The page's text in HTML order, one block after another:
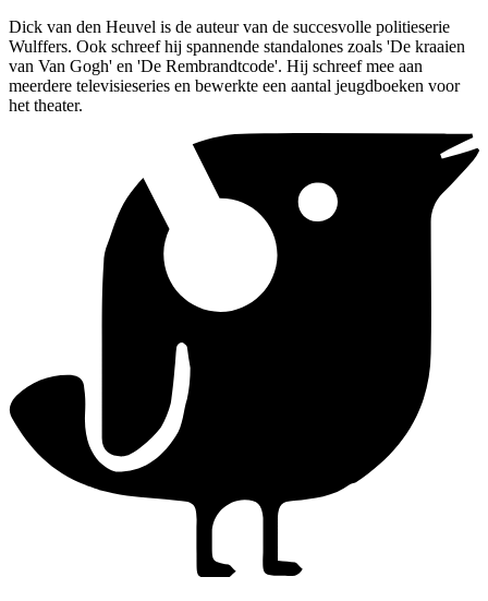
Dick van den Heuvel is de auteur van de succesvolle politieserie
Wulffers. Ook schreef hij spannende standalones zoals 'De kraaien
van Van Gogh' en 'De Rembrandtcode'. Hij schreef mee aan
meerdere televisieseries en bewerkte een aantal jeugdboeken voor
het theater.